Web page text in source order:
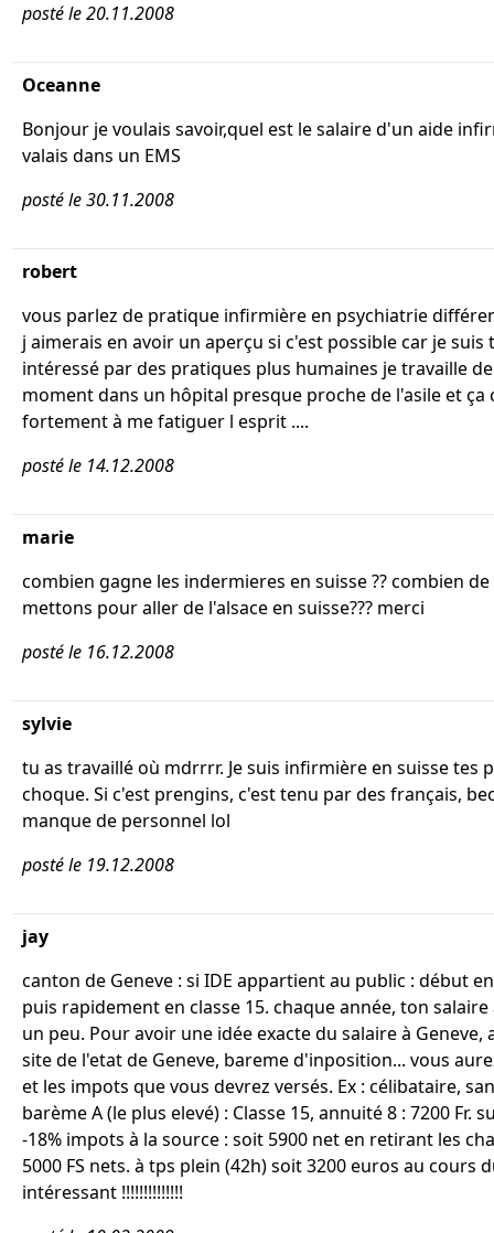
posté le 20.11.2008
Oceanne
Bonjour je voulais savoir,quel est le salaire d'un aide
valais dans un EMS
posté le 30.11.2008
robert
vous parlez de pratique infirmière en psychiatrie
j aimerais en avoir un aperçu si c'est possible car je suis
intéressé par des pratiques plus humaines je travaille
moment dans un hôpital presque proche de l'asile et ça
fortement à me fatiguer l esprit ....
posté le 14.12.2008
marie
combien gagne les indermieres en suisse ?? combien
mettons pour aller de l'alsace en suisse??? merci
posté le 16.12.2008
sylvie
tu as travaillé où mdrrrr. Je suis infirmière en suisse tes
choque. Si c'est prengins, c'est tenu par des français,
manque de personnel lol
posté le 19.12.2008
jay
canton de Geneve : si IDE appartient au public : début
puis rapidement en classe 15. chaque année, ton
un peu. Pour avoir une idée exacte du salaire à Geneve,
site de l'etat de Geneve, bareme d'inposition... vous
et les impots que vous devrez versés. Ex : célibataire,
barème A (le plus elevé) : Classe 15, annuité 8 : 7200 Fr.
-18% impots à la source : soit 5900 net en retirant les
5000 FS nets. à tps plein (42h) soit 3200 euros au cours
intéressant !!!!!!!!!!!!!!